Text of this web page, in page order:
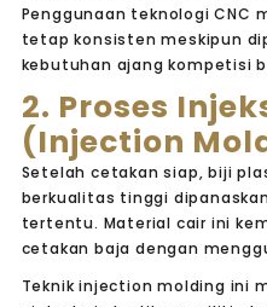
Penggunaan teknologi CNC
tetap konsisten meskipun
kebutuhan ajang kompetisi
2. Proses
(Injection
Setelah cetakan siap, biji
berkualitas tinggi
tertentu. Material cair ini
cetakan baja dengan
Teknikinjection molding ini